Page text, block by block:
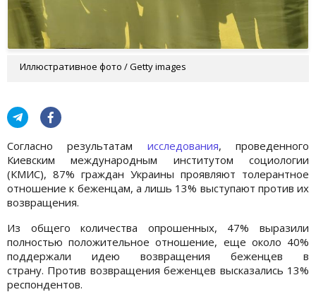
Иллюстративное фото / Getty images
Согласно результатам исследования, проведенного
Киевским международным институтом социологии
(КМИС), 87% граждан Украины проявляют толерантное
отношение к беженцам, а лишь 13% выступают против их
возвращения.
Из общего количества опрошенных, 47% выразили
полностью положительное отношение, еще около 40%
поддержали идею возвращения беженцев в
страну. Против возвращения беженцев высказались 13%
респондентов.